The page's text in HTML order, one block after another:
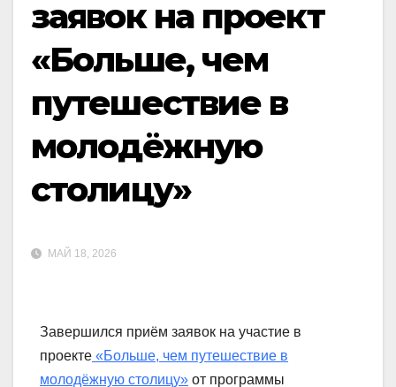
заявок на проект
«Больше, чем
путешествие в
молодёжную
столицу»
МАЙ 18, 2026
Завершился приём заявок на участие в
проекте «Больше, чем путешествие в
молодёжную столицу» от программы